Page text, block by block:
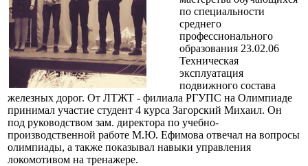
по специальности
среднего
профессионального
образования 23.02.06
Техническая
эксплуатация
подвижного состава
железных дорог. От ЛТЖТ - филиала РГУПС на Олимпиаде
принимал участие студент 4 курса Загорский Михаил. Он
под руководством зам. директора по учебно-
производственной работе М.Ю. Ефимова отвечал на вопросы
олимпиады, а также показывал навыки управления
локомотивом на тренажере.